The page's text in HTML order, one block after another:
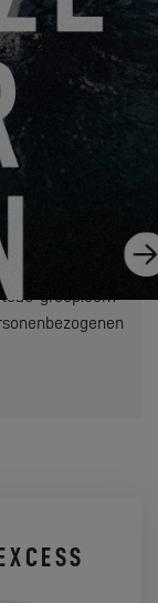
gemeint, die
fungiert. Ihre
um Ihre
zu Ihnen zu
haben,
können Sie
enthaltenen
group.com